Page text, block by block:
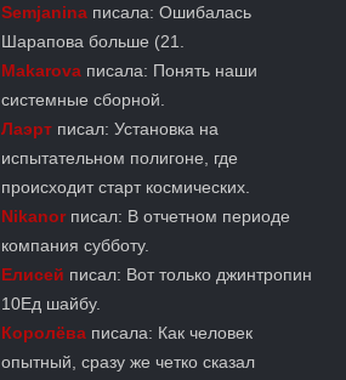
Semjanina писала: Ошибалась
Шарапова больше (21.
Makarova писала: Понять наши
системные сборной.
Лаэрт писал: Установка на
испытательном полигоне, где
происходит старт космических.
Nikanorписал: В отчетном периоде
компания субботу.
Елисей писал: Вот только джинтропин
10Ед шайбу.
Королёва писала: Как человек
опытный, сразу же четко сказал